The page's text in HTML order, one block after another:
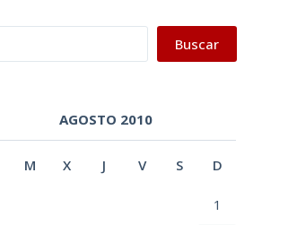
Buscar
AGOSTO 2010
M X J V S D
1